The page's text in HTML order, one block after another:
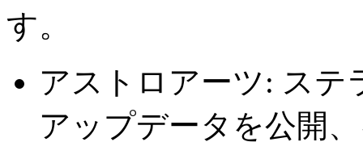
す。
アストロアーツ: ステ
アップデータを公開